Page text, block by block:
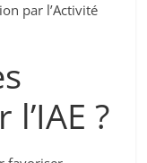
par l’Activité
?